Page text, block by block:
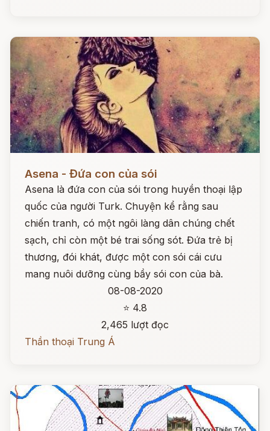
Asena - Đứa con của sói
Asena là đứa con của sói trong huyền thoại lập
quốc của người Turk. Chuyện kể rằng sau
chiến tranh, có một ngôi làng dân chúng chết
sạch, chỉ còn một bé trai sống sót. Đứa trẻ bị
thương, đói khát, được một con sói cái cưu
mang nuôi dưỡng cùng bầy sói con của bà.
08-08-2020
⭐ 4.8
2,465 lượt đọc
Thần thoại Trung Á